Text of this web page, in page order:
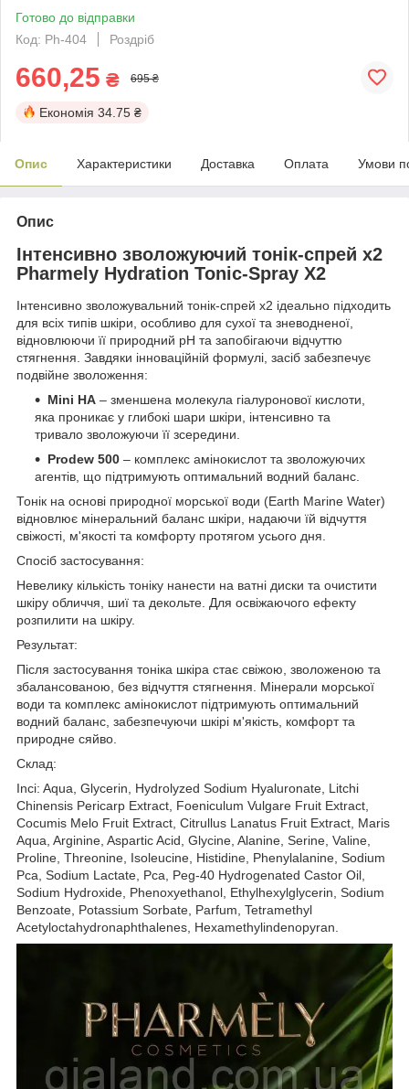
Готово до відправки
Код: Ph-404
Роздріб
660,25 ₴ 695 ₴
Економія 34.75 ₴
Опис Характеристики Доставка Оплата Умови
Опис
Інтенсивно зволожуючий тонік-спрей х2
Pharmely Hydration Tonic-Spray X2
Інтенсивно зволожувальний тонік-спрей х2 ідеально підходить
для всіх типів шкіри, особливо для сухої та зневодненої,
відновлюючи її природний pH та запобігаючи відчуттю
стягнення. Завдяки інноваційній формулі, засіб забезпечує
подвійне зволоження:
Mini HA – зменшена молекула гіалуронової кислоти,
яка проникає у глибокі шари шкіри, інтенсивно та
тривало зволожуючи її зсередини.
Prodew 500 – комплекс амінокислот та зволожуючих
агентів, що підтримують оптимальний водний баланс.
Тонік на основі природної морської води (Earth Marine Water)
відновлює мінеральний баланс шкіри, надаючи їй відчуття
свіжості, м'якості та комфорту протягом усього дня.
Спосіб застосування:
Невелику кількість тоніку нанести на ватні диски та очистити
шкіру обличчя, шиї та декольте. Для освіжаючого ефекту
розпилити на шкіру.
Результат:
Після застосування тоніка шкіра стає свіжою, зволоженою та
збалансованою, без відчуття стягнення. Мінерали морської
води та комплекс амінокислот підтримують оптимальний
водний баланс, забезпечуючи шкірі м'якість, комфорт та
природне сяйво.
Склад:
Inci: Aqua, Glycerin, Hydrolyzed Sodium Hyaluronate, Litchi
Chinensis Pericarp Extract, Foeniculum Vulgare Fruit Extract,
Cocumis Melo Fruit Extract, Citrullus Lanatus Fruit Extract, Maris
Aqua, Arginine, Aspartic Acid, Glycine, Alanine, Serine, Valine,
Proline, Threonine, Isoleucine, Histidine, Phenylalanine, Sodium
Pca, Sodium Lactate, Pca, Peg-40 Hydrogenated Castor Oil,
Sodium Hydroxide, Phenoxyethanol, Ethylhexylglycerin, Sodium
Benzoate, Potassium Sorbate, Parfum, Tetramethyl
Acetyloctahydronaphthalenes, Hexamethylindenopyran.